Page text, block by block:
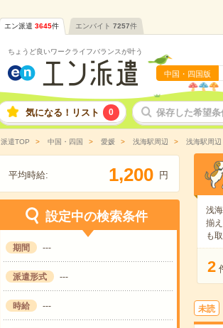
エン派遣 3645件 エンバイト 7257件
ちょうど良いワークライフバランスが叶う
中国・四国版
気になる！リスト 0 保存した希望条
派遣TOP 中国・四国 愛媛 浅海駅周辺 浅海駅周
平均時給: 1,200 円
設定中の検索条件
期間 ---
派遣形式 ---
時給 ---
浅
揃
も
2
未読